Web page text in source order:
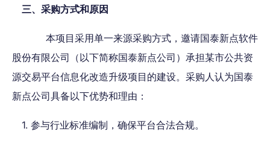
三、采购方式和原因
本项目采用单一来源采购方式，邀请国泰新点软件
股份有限公司（以下简称国泰新点公司）承担某市公共资
源交易平台信息化改造升级项目的建设。采购人认为国泰
新点公司具备以下优势和理由：
1. 参与行业标准编制，确保平台合法合规。